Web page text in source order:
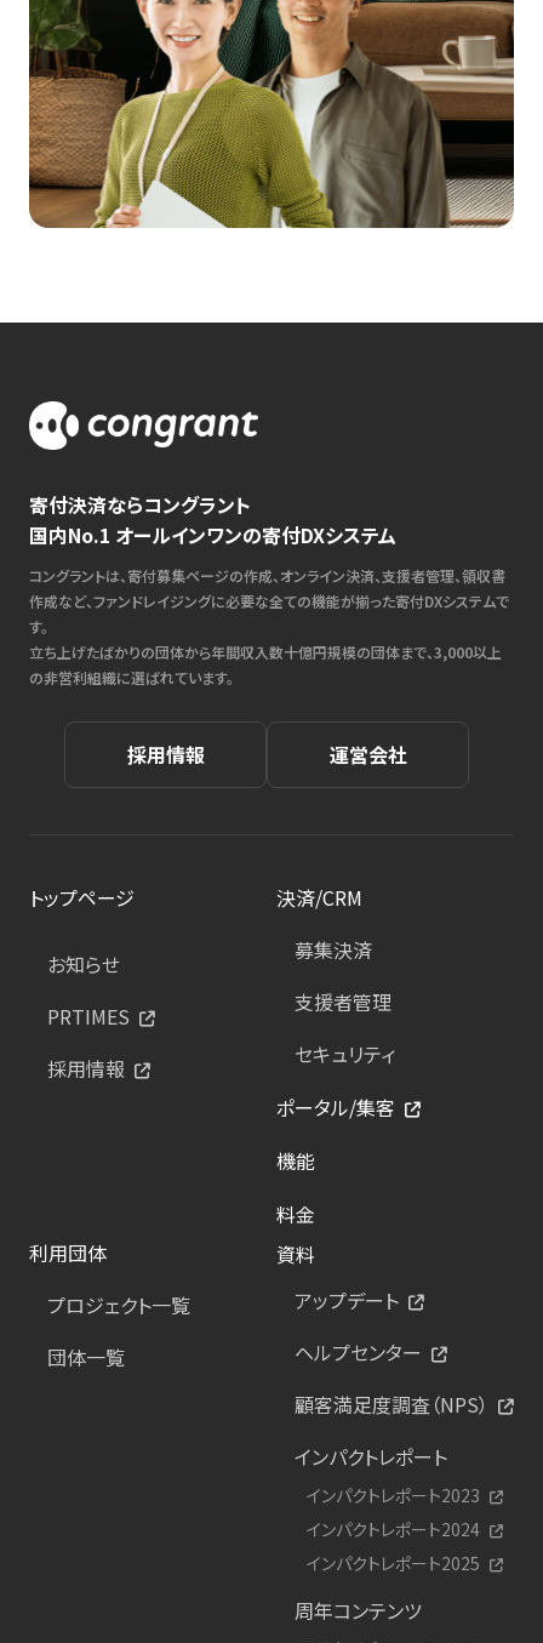
寄付決済ならコングラント
国内No.1 オールインワンの寄付DXシステム
コングラントは、寄付募集ページの作成、オンライン決済、支援者管理、領収書
作成など、ファンドレイジングに必要な全ての機能が揃った寄付DXシステムで
す。
立ち上げたばかりの団体から年間収入数十億円規模の団体まで、3,000以上
の非営利組織に選ばれています。
採用情報 運営会社
トップページ
お知らせ
PRTIMES
採用情報
決済/CRM
募集決済
支援者管理
セキュリティ
ポータル/集客
機能
料金
利用団体
プロジェクト一覧
団体一覧
資料
アップデート
ヘルプセンター
顧客満足度調査（NPS）
インパクトレポート
インパクトレポート2023
インパクトレポート2024
インパクトレポート2025
周年コンテンツ